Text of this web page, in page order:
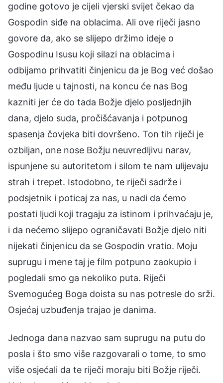
godine gotovo je cijeli vjerski svijet čekao da
Gospodin siđe na oblacima. Ali ove riječi jasno
govore da, ako se slijepo držimo ideje o
Gospodinu Isusu koji silazi na oblacima i
odbijamo prihvatiti činjenicu da je Bog već došao
među ljude u tajnosti, na koncu će nas Bog
kazniti jer će do tada Božje djelo posljednjih
dana, djelo suda, pročišćavanja i potpunog
spasenja čovjeka biti dovršeno. Ton tih riječi je
ozbiljan, one nose Božju neuvredljivu narav,
ispunjene su autoritetom i silom te nam ulijevaju
strah i trepet. Istodobno, te riječi sadrže i
podsjetnik i poticaj za nas, u nadi da ćemo
postati ljudi koji tragaju za istinom i prihvaćaju je,
i da nećemo slijepo ograničavati Božje djelo niti
nijekati činjenicu da se Gospodin vratio. Moju
suprugu i mene taj je film potpuno zaokupio i
pogledali smo ga nekoliko puta. Riječi
Svemogućeg Boga doista su nas potresle do srži.
Osjećaj uzbuđenja trajao je danima.
Jednoga dana nazvao sam suprugu na putu do
posla i što smo više razgovarali o tome, to smo
više osjećali da te riječi moraju biti Božje riječi.